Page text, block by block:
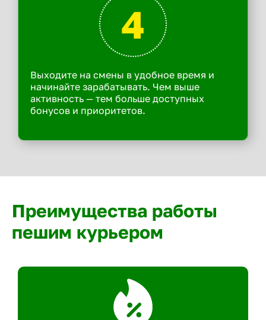
4
Выходите на смены в удобное время и
начинайте зарабатывать. Чем выше
активность — тем больше доступных
бонусов и приоритетов.
Преимущества работы
пешим курьером